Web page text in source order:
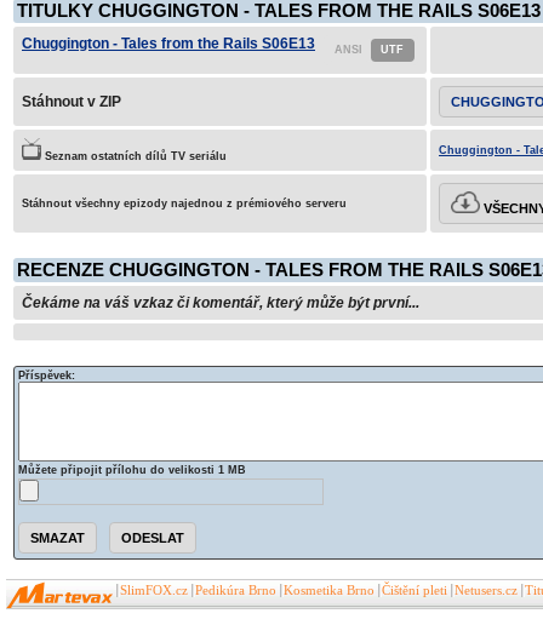
TITULKY CHUGGINGTON - TALES FROM THE RAILS
Chuggington - Tales from the Rails S06E13
Stáhnout v ZIP
Seznam ostatních dílů TV seriálu Chuggington -
Stáhnout všechny epizody najednou z prémiového serveru
RECENZE CHUGGINGTON - TALES FROM THE RAILS
Čekáme na váš vzkaz či komentář, který může být první...
Příspěvek:
Můžete připojit přílohu do velikosti 1 MB
SlimFOX.cz Pedikúra Brno Kosmetika Brno Čištění pleti Netusers.cz